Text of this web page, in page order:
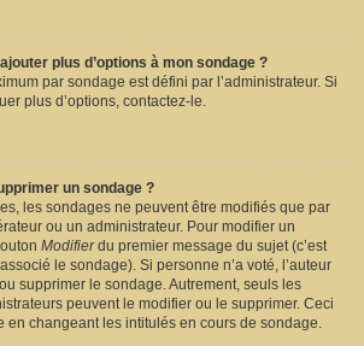
plus d’options à mon sondage ?
par sondage est défini par l’administrateur. Si
plus d’options, contactez-le.
un sondage ?
les sondages ne peuvent être modifiés que par
ou un administrateur. Pour modifier un
Modifierdu premier message du sujet (c’est
le sondage). Si personne n’a voté, l’auteur
supprimer le sondage. Autrement, seuls les
peuvent le modifier ou le supprimer. Ceci
en changeant les intitulés en cours de sondage.